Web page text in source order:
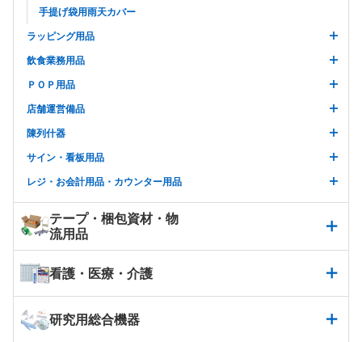
手提げ袋用雨天カバー
ラッピング用品
飲食業務用品
ＰＯＰ用品
店舗運営備品
陳列什器
サイン・看板用品
レジ・お会計用品・カウンター用品
テープ・梱包資材・物
流用品
看護・医療・介護
研究用総合機器